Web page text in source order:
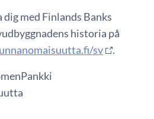
dig med Finlands Banks
historia på
sv
.